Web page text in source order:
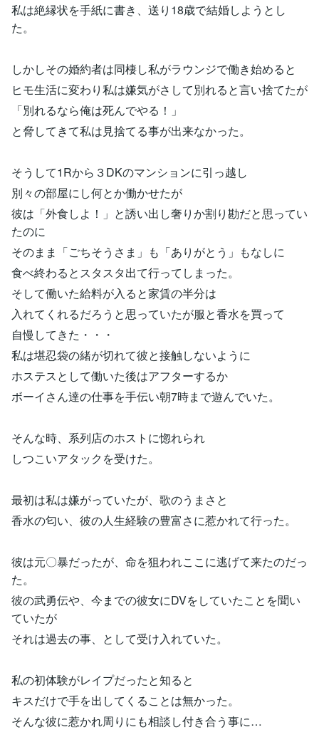
私は絶縁状を手紙に書き、送り18歳で結婚しようとし
た。
しかしその婚約者は同棲し私がラウンジで働き始めると
ヒモ生活に変わり私は嫌気がさして別れると言い捨てたが
「別れるなら俺は死んでやる！」
と脅してきて私は見捨てる事が出来なかった。
そうして1Rから３DKのマンションに引っ越し
別々の部屋にし何とか働かせたが
彼は「外食しよ！」と誘い出し奢りか割り勘だと思ってい
たのに
そのまま「ごちそうさま」も「ありがとう」もなしに
食べ終わるとスタスタ出て行ってしまった。
そして働いた給料が入ると家賃の半分は
入れてくれるだろうと思っていたが服と香水を買って
自慢してきた・・・
私は堪忍袋の緒が切れて彼と接触しないように
ホステスとして働いた後はアフターするか
ボーイさん達の仕事を手伝い朝7時まで遊んでいた。
そんな時、系列店のホストに惚れられ
しつこいアタックを受けた。
最初は私は嫌がっていたが、歌のうまさと
香水の匂い、彼の人生経験の豊富さに惹かれて行った。
彼は元〇暴だったが、命を狙われここに逃げて来たのだっ
た。
彼の武勇伝や、今までの彼女にDVをしていたことを聞い
ていたが
それは過去の事、として受け入れていた。
私の初体験がレイプだったと知ると
キスだけで手を出してくることは無かった。
そんな彼に惹かれ周りにも相談し付き合う事に…